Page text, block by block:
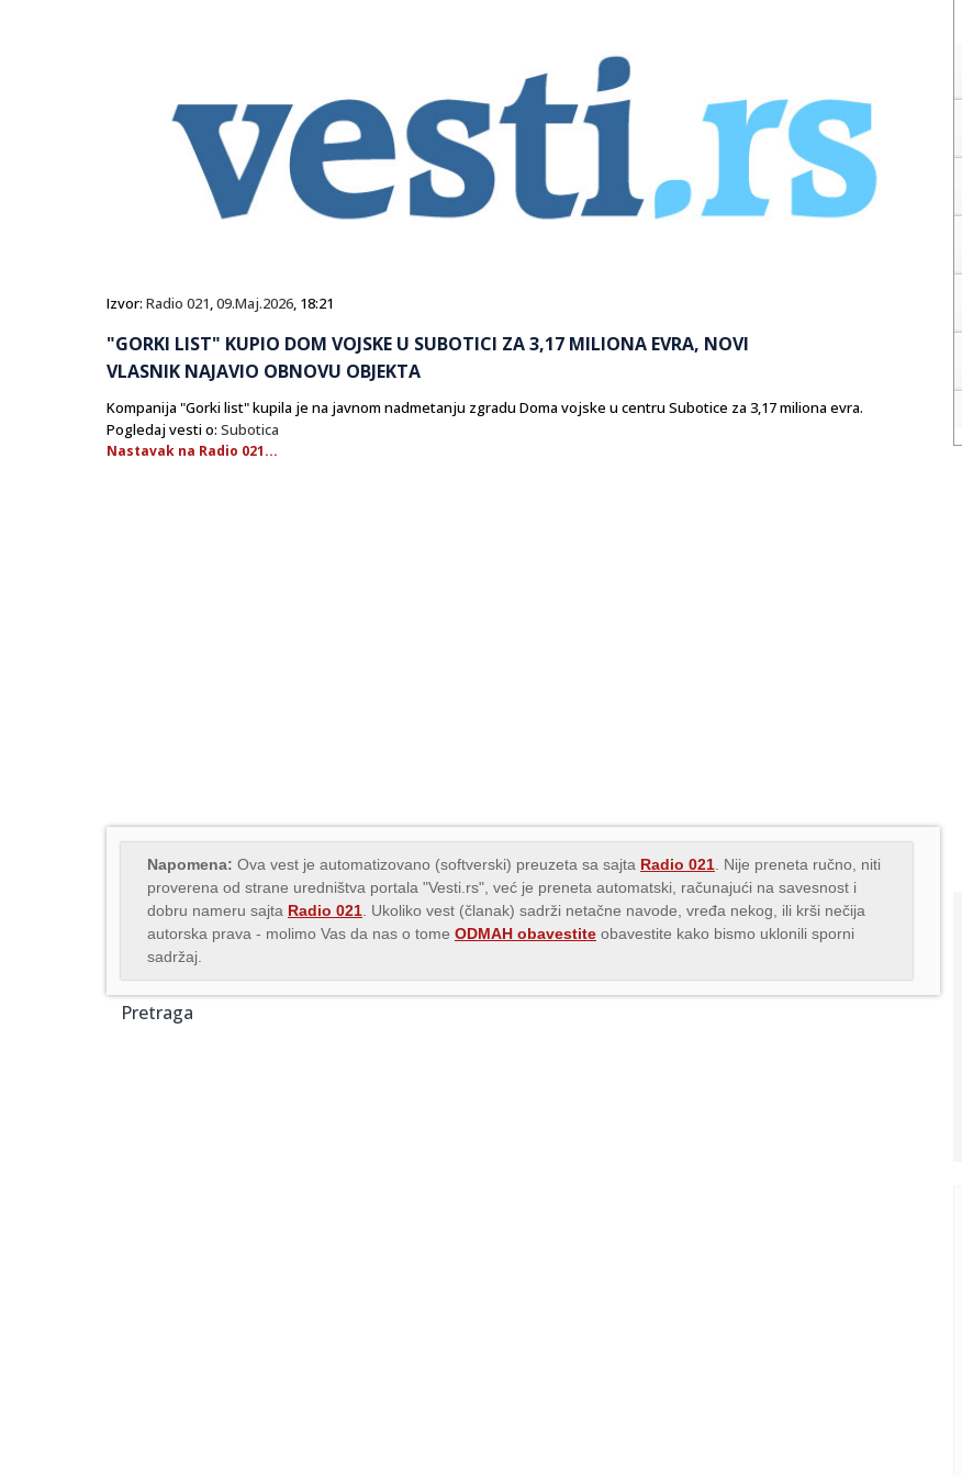
Izvor: Radio 021,09.Maj.2026, 18:21
"GORKI LIST" KUPIO DOM VOJSKE U SUBOTICI ZA 3,17 MILIONA EVRA, NOVI
VLASNIK NAJAVIO OBNOVU OBJEKTA
Kompanija "Gorki list" kupila je na javnom nadmetanju zgradu Doma vojske u centru Subotice za 3,17 miliona evra.
Pogledaj vesti o: Subotica
Nastavak na Radio 021...
Napomena: Ova vest je automatizovano (softverski) preuzeta sa sajta Radio 021 . Nije preneta ručno, niti
proverena od strane uredništva portala "Vesti.rs", već je preneta automatski, računajući na savesnost i
dobru nameru sajta Radio 021 . Ukoliko vest (članak) sadrži netačne navode, vređa nekog, ili krši nečija
autorska prava - molimo Vas da nas o tome ODMAH obavestite obavestite kako bismo uklonili sporni
sadržaj.
Pretraga